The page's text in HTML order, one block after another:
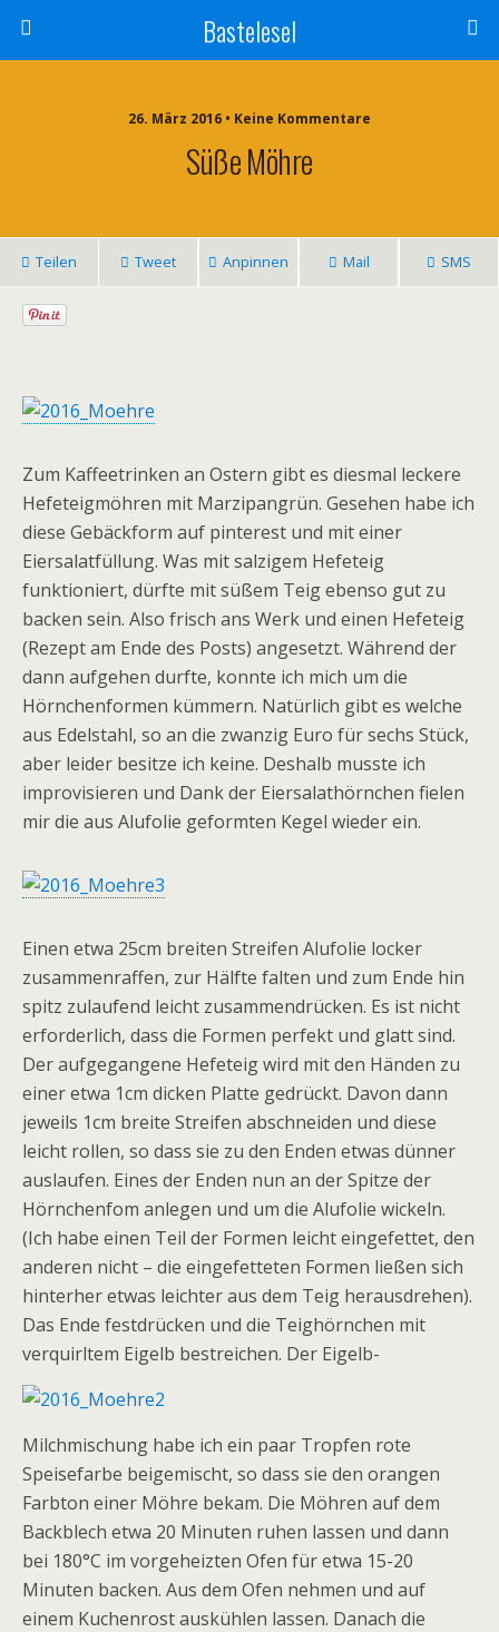
Bastelesel
26. März 2016 • Keine Kommentare
Süße Möhre
Teilen Tweet Anpinnen Mail SMS
Zum Kaffeetrinken an Ostern gibt es diesmal leckere
Hefeteigmöhren mit Marzipangrün. Gesehen habe ich
diese Gebäckform auf pinterest und mit einer
Eiersalatfüllung. Was mit salzigem Hefeteig
funktioniert, dürfte mit süßem Teig ebenso gut zu
backen sein. Also frisch ans Werk und einen Hefeteig
(Rezept am Ende des Posts) angesetzt. Während der
dann aufgehen durfte, konnte ich mich um die
Hörnchenformen kümmern. Natürlich gibt es welche
aus Edelstahl, so an die zwanzig Euro für sechs Stück,
aber leider besitze ich keine. Deshalb musste ich
improvisieren und Dank der Eiersalathörnchen fielen
mir die aus Alufolie geformten Kegel wieder ein.
Einen etwa 25cm breiten Streifen Alufolie locker
zusammenraffen, zur Hälfte falten und zum Ende hin
spitz zulaufend leicht zusammendrücken. Es ist nicht
erforderlich, dass die Formen perfekt und glatt sind.
Der aufgegangene Hefeteig wird mit den Händen zu
einer etwa 1cm dicken Platte gedrückt. Davon dann
jeweils 1cm breite Streifen abschneiden und diese
leicht rollen, so dass sie zu den Enden etwas dünner
auslaufen. Eines der Enden nun an der Spitze der
Hörnchenfom anlegen und um die Alufolie wickeln.
(Ich habe einen Teil der Formen leicht eingefettet, den
anderen nicht – die eingefetteten Formen ließen sich
hinterher etwas leichter aus dem Teig herausdrehen).
Das Ende festdrücken und die Teighörnchen mit
verquirltem Eigelb bestreichen. Der Eigelb-
Milchmischung habe ich ein paar Tropfen rote
Speisefarbe beigemischt, so dass sie den orangen
Farbton einer Möhre bekam. Die Möhren auf dem
Backblech etwa 20 Minuten ruhen lassen und dann
bei 180°C im vorgeheizten Ofen für etwa 15-20
Minuten backen. Aus dem Ofen nehmen und auf
einem Kuchenrost auskühlen lassen. Danach die